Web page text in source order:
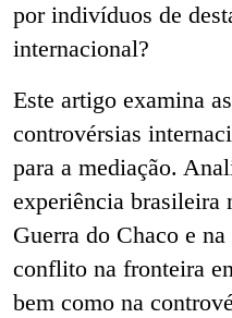
por indivíduos de
internacional?
Este artigo examina
controvérsias
para a mediação.
experiência brasileira
Guerra do Chaco e
conflito na fronteira
bem como na